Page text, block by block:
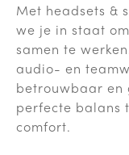
Met headsets &
we je in staat
samen te
audio- en
betrouwbaar en
perfecte balans
comfort.